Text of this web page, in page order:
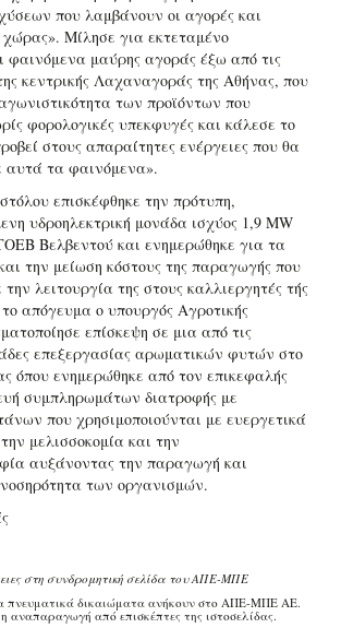
που λαμβάνουν οι αγορές και
χώρας». Μίλησε για εκτεταμένο
φαινόμενα μαύρης αγοράς έξω από τις
κεντρικής Λαχαναγοράς της Αθήνας, που
των προϊόντων που
φορολογικές υπεκφυγές και κάλεσε το
στους απαραίτητες ενέργειες που θα
αυτά τα φαινόμενα».
επισκέφθηκε την πρότυπη,
υδροηλεκτρική μονάδα ισχύος 1,9 MW
Βελβεντού και ενημερώθηκε για τα
την μείωση κόστους της παραγωγής που
λειτουργία της στους καλλιεργητές τής
απόγευμα ο υπουργός Αγροτικής
επίσκεψη σε μια από τις
επεξεργασίας αρωματικών φυτών στο
όπου ενημερώθηκε από τον επικεφαλής
συμπληρωμάτων διατροφής με
που χρησιμοποιούνται με ευεργετικά
μελισσοκομία και την
αυξάνοντας την παραγωγή και
των οργανισμών.
στη συνδρομητική σελίδα του ΑΠΕ-ΜΠΕ
δικαιώματα ανήκουν στο ΑΠΕ-ΜΠΕ ΑΕ.
αναπαραγωγή από επισκέπτες της ιστοσελίδας.